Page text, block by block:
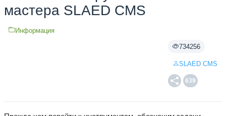
мастера SLAED CMS
734256
SLAED CMS
639
Информация